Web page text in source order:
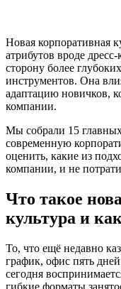
Новая корпоративная
атрибутов вроде
сторону более
инструментов. Она
адаптацию новичков,
компании.
Мы собрали 15
современную
оценить, какие из
компании, и не
Что такое
культура и
То, что ещё недавно
график, офис пять
сегодня
гибкие форматы